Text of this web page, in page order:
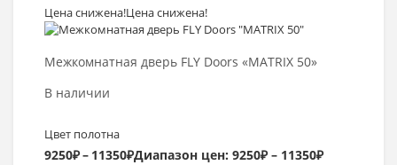
Цена снижена!Цена снижена!
Межкомнатная дверь FLY Doors «MATRIX 50»
В наличии
Цвет полотна
9250₽– 11350₽Диапазон цен: 9250₽ – 11350₽
Выбрать >